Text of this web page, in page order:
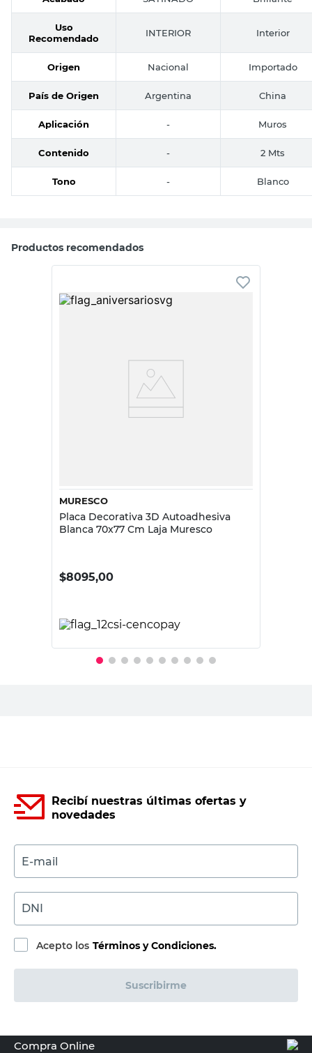
Uso
Recomendado
INTERIOR Interior
Origen Nacional Importado
País de Origen Argentina China
Aplicación - Muros
Contenido - 2 Mts
Tono - Blanco
Productos recomendados
MURESCO
Placa Decorativa 3D Autoadhesiva
Blanca 70x77 Cm Laja Muresco
$8095,00
Recibí nuestras últimas ofertas y
novedades
E-mail
DNI
Acepto los Términos y Condiciones.
Suscribirme
Compra Online